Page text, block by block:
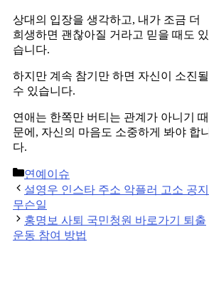
상대의 입장을 생각하고, 내가 조금 더
희생하면 괜찮아질 거라고 믿을 때도 있
습니다.
하지만 계속 참기만 하면 자신이 소진될
수 있습니다.
연애는 한쪽만 버티는 관계가 아니기 때
문에, 자신의 마음도 소중하게 봐야 합니
다.
Categories
연예이슈
Post
navigation
설영우 인스타 주소 악플러 고소 공지
무슨일
홍명보 사퇴 국민청원 바로가기 퇴출
운동 참여 방법